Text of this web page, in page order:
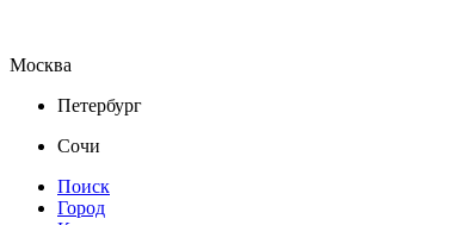
Москва
Петербург
Сочи
Поиск
Город